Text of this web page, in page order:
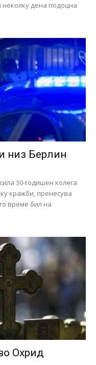
неколку дена подоцна
низ Берлин
30-годишен колега
кражби, пренесува
време бил на
Охрид